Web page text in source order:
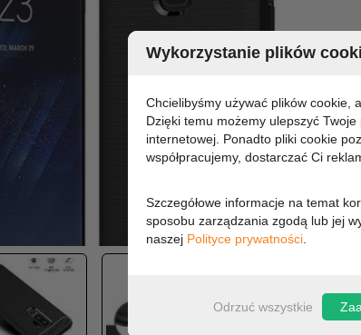
Wykorzystanie plików
Chcielibyśmy używać plików cookie,
Dzięki temu możemy ulepszyć
internetowej. Ponadto pliki cookie
współpracujemy, dostarczać Ci
Szczegółowe informacje na temat
sposobu zarządzania zgodą lub jej
naszej Polityce prywatności
Odrzuć wszystkie